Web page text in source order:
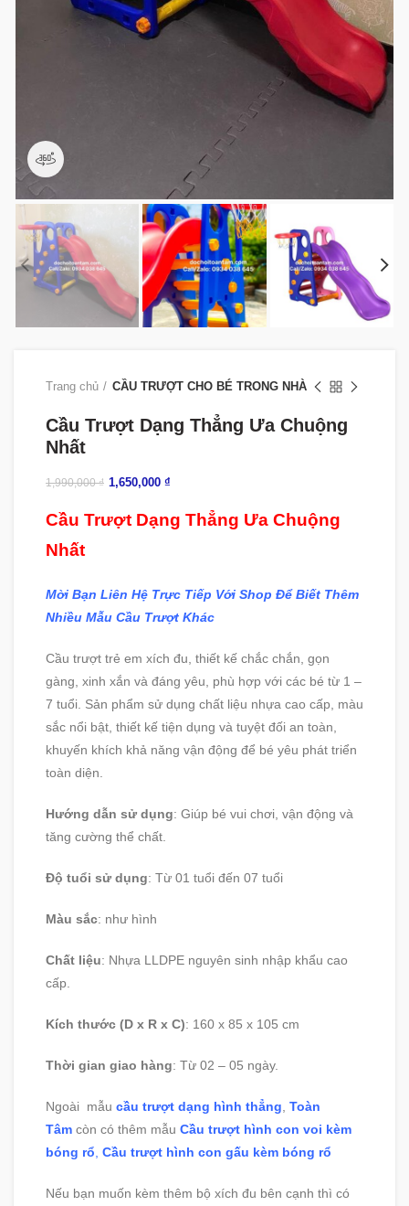
Trang chủ CẦU TRƯỢT CHO BÉ TRONG NHÀ
Cầu Trượt Dạng Thẳng Ưa Chuộng
Nhất
1,990,000₫ 1,650,000 ₫
Cầu Trượt Dạng Thẳng Ưa Chuộng
Nhất
Mời Bạn Liên Hệ Trực Tiếp Với Shop Để Biết Thêm
Nhiều Mẫu Cầu Trượt Khác
Cầu trượt trẻ em xích đu, thiết kế chắc chắn, gọn
gàng, xinh xắn và đáng yêu, phù hợp với các bé từ 1 –
7 tuổi. Sản phẩm sử dụng chất liệu nhựa cao cấp, màu
sắc nổi bật, thiết kế tiện dụng và tuyệt đối an toàn,
khuyến khích khả năng vận động để bé yêu phát triển
toàn diện.
Hướng dẫn sử dụng: Giúp bé vui chơi, vận động và
tăng cường thể chất.
Độ tuổi sử dụng: Từ 01 tuổi đến 07 tuổi
Màu sắc: như hình
Chất liệu: Nhựa LLDPE nguyên sinh nhập khẩu cao
cấp.
Kích thước (D x R x C): 160 x 85 x 105 cm
Thời gian giao hàng: Từ 02 – 05 ngày.
Ngoài mẫu cầu trượt dạng hình thẳng Toàn
Tâm còn có thêm mẫu Cầu trượt hình con voi kèm
bóng rổ Cầu trượt hình con gấu kèm bóng rổ
Nếu bạn muốn kèm thêm bộ xích đu bên cạnh thì có